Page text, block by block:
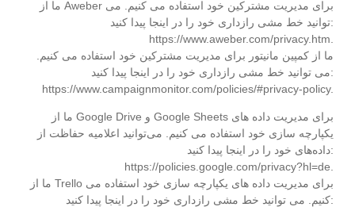
ما از Aweber برای مدیریت مشترکین خود استفاده می کنیم. می
توانید خط مشی رازداری خود را در اینجا پیدا کنید:
https://www.aweber.com/privacy.htm.
ما از کمپین مانیتور برای مدیریت مشترکین خود استفاده می کنیم.
می توانید خط مشی رازداری خود را در اینجا پیدا کنید:
https://www.campaignmonitor.com/policies/#privacy-policy.
ما از Google Drive و Google Sheets برای مدیریت داده های
یکپارچه سازی خود استفاده می کنیم. می‌توانید اعلامیه حفاظت از
داده‌های خود را در اینجا پیدا کنید:
https://policies.google.com/privacy?hl=de.
ما از Trello برای مدیریت داده های یکپارچه سازی خود استفاده می
کنیم. می توانید خط مشی رازداری خود را در اینجا پیدا کنید: